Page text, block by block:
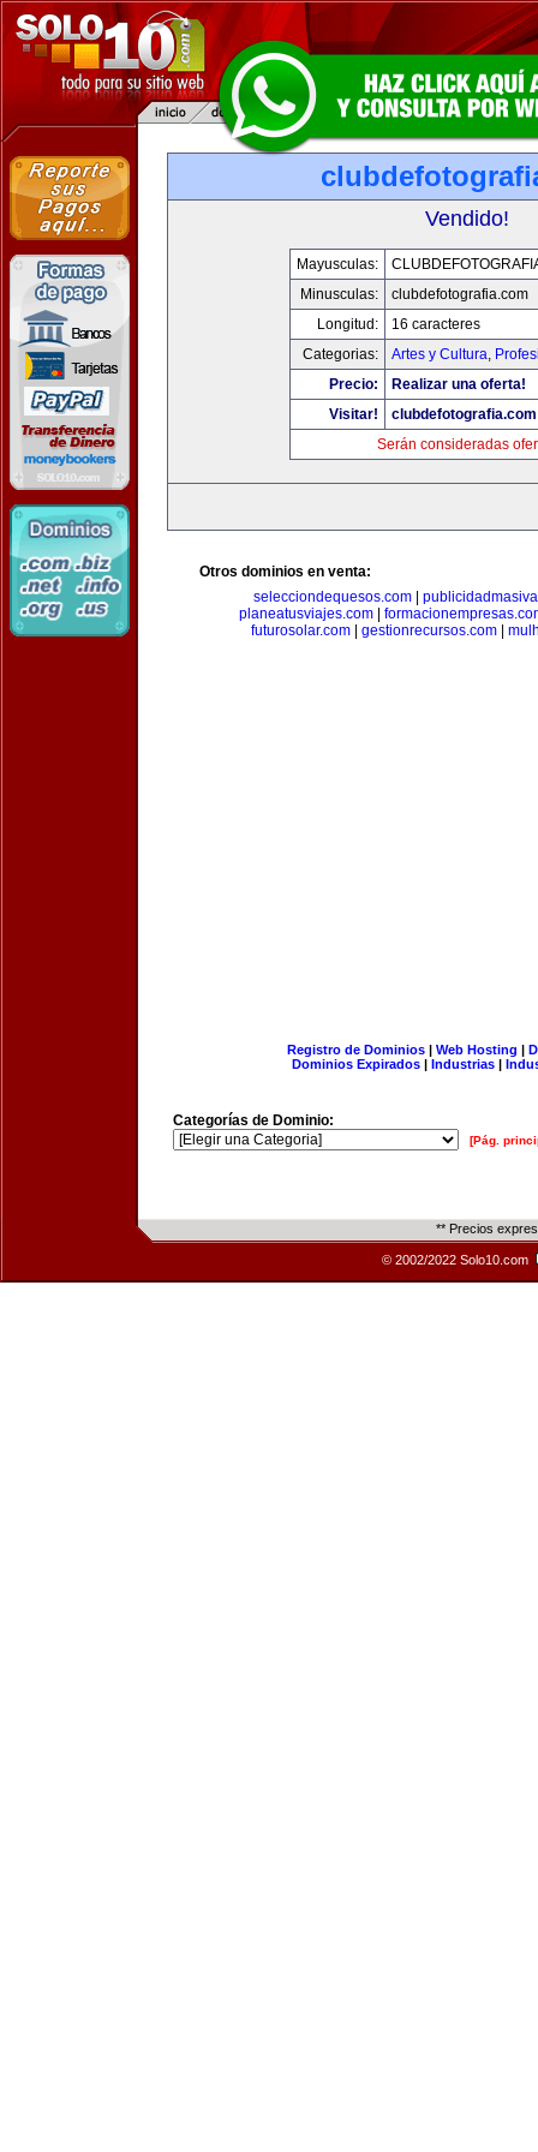
Vendido!
Mayusculas:
Minusculas:
clubdefotografia.com
Longitud:
16 caracteres
Categorias:
Artes y Cultura,
Precio:
Realizar una oferta!
Visitar!
clubdefotografia.com
Serán consideradas
Otros dominios en venta:
selecciondequesos.com
planeatusviajes.com
futurosolar.com| gestionrecursos.com|
Registro de Dominios| Web Hosting |
Dominios Expirados | Industrias |
Categorías de Dominio:
[Pág.
** Precios
© 2002/2022 Solo10.com